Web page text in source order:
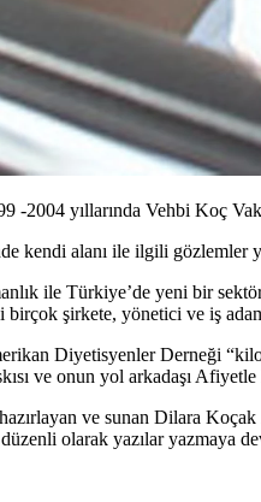
yıllarında Vehbi Koç
kendi alanı ile ilgili
ile Türkiye’de yeni bir
şirkete, yönetici ve iş
Diyetisyenler Derneği
ve onun yol arkadaşı
ve sunan Dilara
olarak yazılar yazmaya